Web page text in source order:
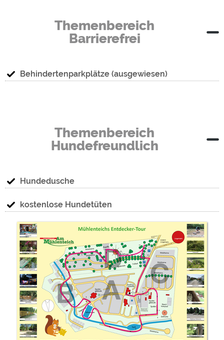
Themenbereich
Barrierefrei
Behindertenparkplätze (ausgewiesen)
Themenbereich
Hundefreundlich
Hundedusche
kostenlose Hundetüten